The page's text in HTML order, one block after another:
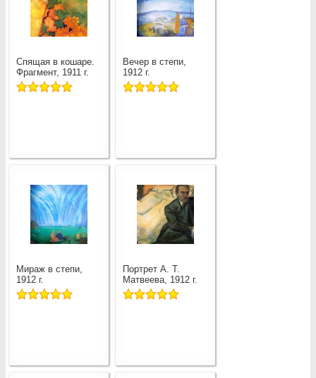
Спящая в кошаре.
Фрагмент, 1911 г.
Вечер в степи,
1912 г.
Мираж в степи,
1912 г.
Портрет А. Т.
Матвеева, 1912 г.